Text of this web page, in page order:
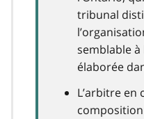
tribunal
semblable à
élaborée
L’arbitre